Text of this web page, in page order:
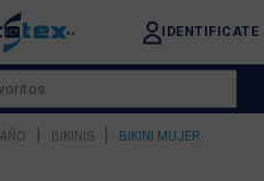
IDENTIFICATE
| BIKINIS |
BIKINI MUJER